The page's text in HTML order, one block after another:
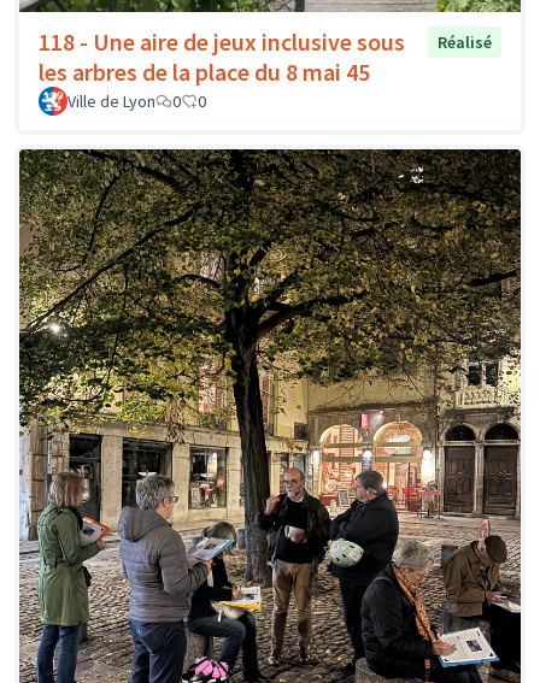
118 - Une aire de jeux inclusive sous
les arbres de la place du 8 mai 45
Réalisé
Ville de Lyon 0 0